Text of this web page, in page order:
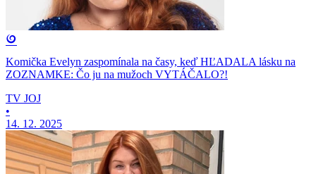
Komička Evelyn zaspomínala na časy, keď HĽADALA lásku na
ZOZNAMKE: Čo ju na mužoch VYTÁČALO?!
TV JOJ
•
14. 12. 2025